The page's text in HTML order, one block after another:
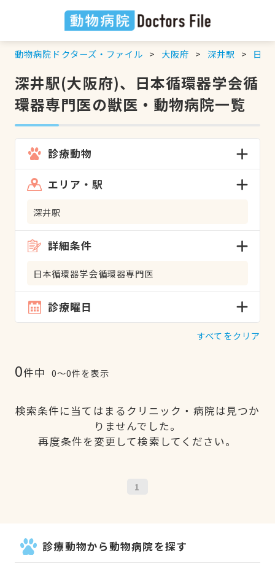
動物病院ドクターズ・ファイル 大阪府 深井駅 日本
深井駅(大阪府)、日本循環器学会循
環器専門医の獣医・動物病院一覧
診療動物
エリア・駅
深井駅
詳細条件
日本循環器学会循環器専門医
診療曜日
すべてをクリア
0件中 0〜0件を表示
検索条件に当てはまるクリニック・病院は見つか
りませんでした。
再度条件を変更して検索してください。
1
診療動物から動物病院を探す